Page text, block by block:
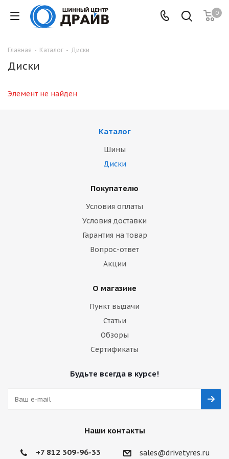
0
Главная - Каталог - Диски
Диски
Элемент не найден
Каталог
Шины
Диски
Покупателю
Условия оплаты
Условия доставки
Гарантия на товар
Вопрос-ответ
Акции
О магазине
Пункт выдачи
Статьи
Обзоры
Сертификаты
Будьте всегда в курсе!
Наши контакты
+7 812 309-96-33 sales@drivetyres.ru